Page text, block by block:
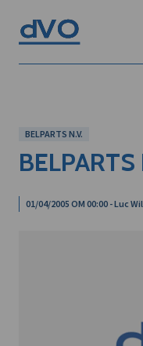
BELPARTS N.V.
BELPARTS
01/04/2005 OM 00:00 - Luc